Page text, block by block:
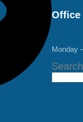
Office
Monday
Search